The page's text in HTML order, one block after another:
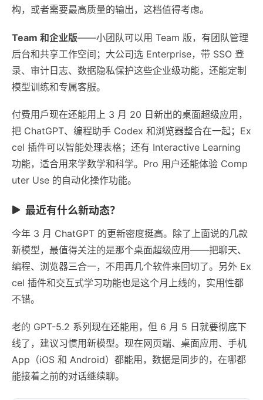
构，或者需要最高质量的输出，这档值得考虑。
Team 和企业版——小团队可以用 Team 版，有团队管理
后台和共享工作空间；大公司选 Enterprise，带 SSO 登
录、审计日志、数据隐私保护这些企业级功能，还能定制
模型训练和专属客服。
付费用戶现在还能用上 3 月 20 日新出的桌面超级应用，
把 ChatGPT、编程助手 Codex 和浏览器整合在一起；Ex
cel 插件可以智能处理表格；还有 Interactive Learning
功能，适合用来学数学和科学。Pro 用户还能体验 Comp
uter Use 的自动化操作功能。
最近有什么新动态？
今年 3 月 ChatGPT 的更新密度挺高。除了上面说的几款
新模型，最值得关注的是那个桌面超级应用——把聊天、
编程、浏览器三合一，不用再几个软件来回切了。另外 Ex
cel 插件和交互式学习功能也是这个月上线的，实用性都
不错。
老的 GPT-5.2 系列现在还能用，但 6 月 5 日就要彻底下
线了，建议习惯用新模型。现在网页端、桌面应用、手机
App（iOS 和 Android）都能用，数据是同步的，在哪都
能接着之前的对话继续聊。